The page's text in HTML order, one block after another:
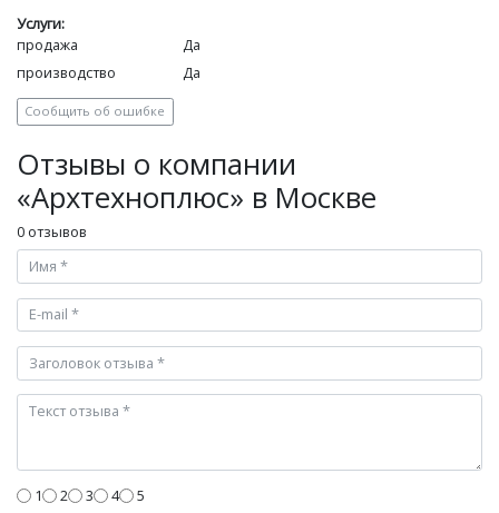
Услуги:
продажа
Да
производство
Да
Сообщить об ошибке
Отзывы о компании
«Архтехноплюс» в Москве
0 отзывов
1 2 3 4 5